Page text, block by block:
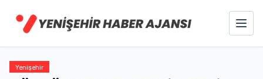
Yenişehir